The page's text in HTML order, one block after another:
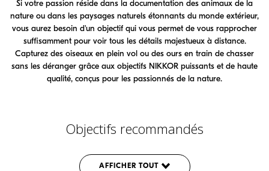
Si votre passion réside dans la documentation des animaux de la
nature ou dans les paysages naturels étonnants du monde extérieur,
vous aurez besoin d'un objectif qui vous permet de vous rapprocher
suffisamment pour voir tous les détails majestueux à distance.
Capturez des oiseaux en plein vol ou des ours en train de chasser
sans les déranger grâce aux objectifs NIKKOR puissants et de haute
qualité, conçus pour les passionnés de la nature.
Objectifs recommandés
AFFICHER TOUT